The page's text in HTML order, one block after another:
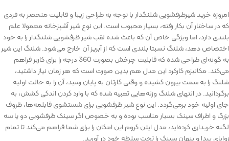
امروزه خرید شیرظرفشویی شلنگدار با توجه به طراحی زیبا و قابلیت منحصر به فردی
که در ساختار آن بکار رفته، بسیار محبوب است. این نوع شیر آشپزخانه معمولا علم‌
بلندی دارد، اما ویژگی خاص آن که باعث شده لقب شیر ظرفشویی شلنگدار را به خود
اختصاص دهد، شلنگ نسبتا بلندی است که از آبریز آن خارج می‌شود. شلنگ این شیر
به گونه‌ای طراحی شده که قابلیت چرخش بصورت 360 درجه را برای کاربر فراهم
می‌کند. مکانیزم کارکرد این مدل هم بدین صورت است که هر زمان نیاز داشتید،
شلنگ را به سمت بیرون کشیده و وقتی کارتان به پایان رسید، آن را به حالت اولیه
برگردانید. در انتهای شلنگ وزنه‌هایی تعبیه شده که با وارد کردن اندکی کشش، به
جای اولیه خود برمی‌گردد. این نوع شیر ظرفشویی برای شستشوی قابلمه‌ها، ظروف
بزرگ و اطراف سینک بسیار مناسب بوده و به خصوص اگر سینک ظرفشویی دو یا سه
لگنه خریداری کرده‌اید، مدل ایتن کروم این امکان را برای شما فراهم می‌کند تا تمام
زوایای پیدا و پنهان سینک را تحت سلطه خود در آورید.